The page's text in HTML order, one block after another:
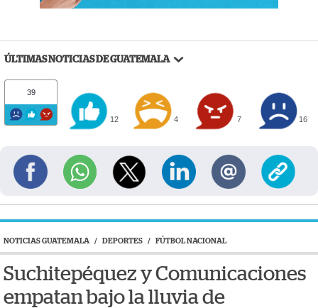
ÚLTIMAS NOTICIAS DE GUATEMALA
39
12 4 7 16
NOTICIAS GUATEMALA / DEPORTES / FÚTBOL NACIONAL
Suchitepéquez y Comunicaciones
empatan bajo la lluvia de